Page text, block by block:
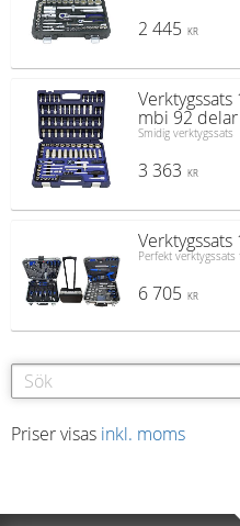
2 445 KR
mbi 92 delar
Smidig verktygssats
3 363 KR
Perfekt
6 705 KR
Priser visas inkl. moms